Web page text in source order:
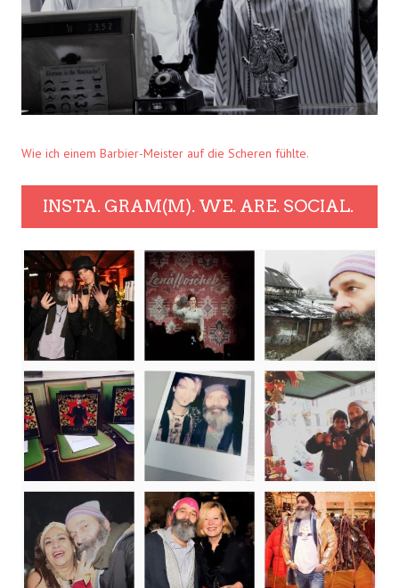
Wie ich einem Barbier-Meister auf die Scheren fühlte.
INSTA. GRAM(M). WE. ARE. SOCIAL.